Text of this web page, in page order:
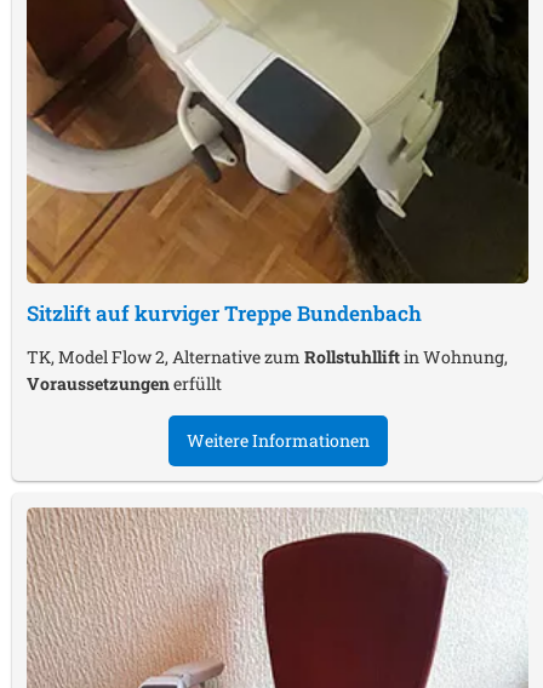
Sitzlift auf kurviger TreppeBundenbach
TK, Model Flow 2, Alternative zum Rollstuhlliftin Wohnung,
Voraussetzungenerfüllt
Weitere Informationen